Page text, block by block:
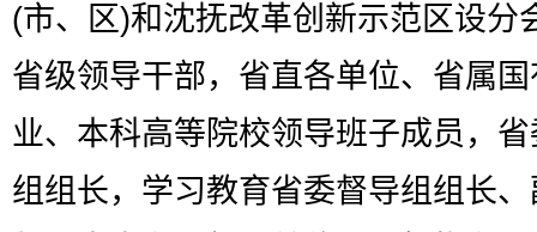
(市、区)和沈抚改革创新示范区设分
省级领导干部，省直各单位、省属
业、本科高等院校领导班子成员，
组组长，学习教育省委督导组组长